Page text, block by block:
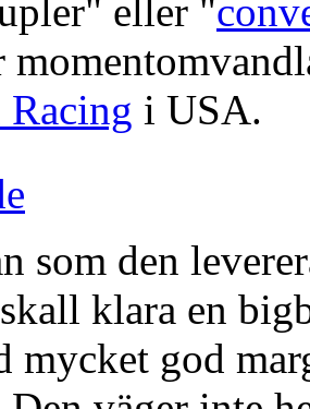
eller "
Racing i USA.
som den
klara en
mycket god